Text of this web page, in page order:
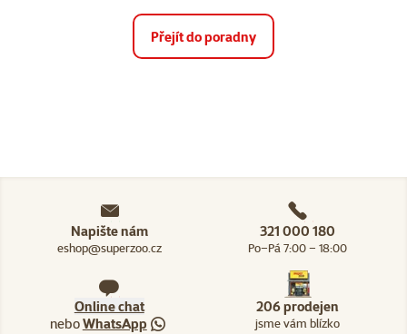
Přejít do poradny
Napište nám
eshop@superzoo.cz
321 000 180
Po–Pá 7:00 – 18:00
Online chat
neboWhatsApp
206 prodejen
jsme vám blízko